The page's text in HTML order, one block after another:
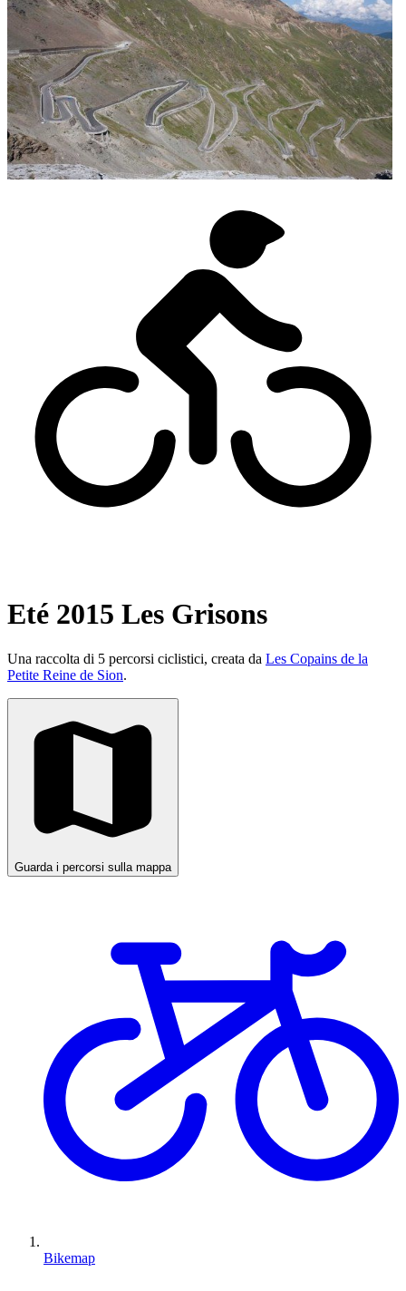
Eté 2015 Les Grisons
Una raccolta di 5 percorsi ciclistici, creata da Les Copains de la
Petite Reine de Sion.
Guarda i percorsi sulla mappa
Bikemap